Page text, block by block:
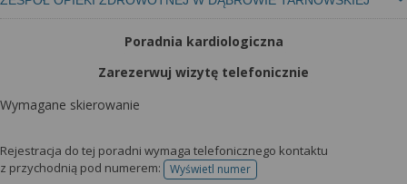
Poradnia kardiologiczna
Zarezerwuj wizytę telefonicznie
Wymagane skierowanie
Rejestracja do tej poradni wymaga telefonicznego kontaktu
z przychodnią pod numerem:
Wyświetl numertelefonu do rejestracji